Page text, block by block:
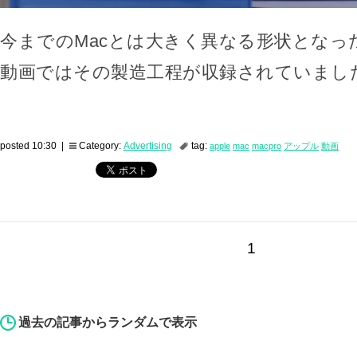
今までのMacとは大きく異なる形状となっ
動画ではその製造工程が収録されていまし
posted 10:30 | Category: Advertising tag: apple mac macpro アップル 動画
1
過去の記事からランダムで表示